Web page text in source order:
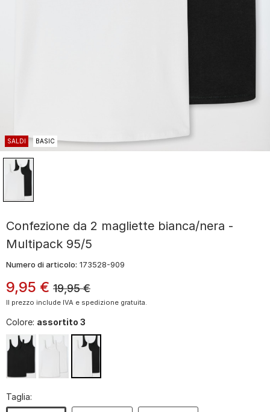
SALDI BASIC
Confezione da 2 magliette bianca/nera -
Multipack 95/5
Numero di articolo: 173528-909
9,95 € 19,95 €
Il prezzo include IVA e spedizione gratuita.
Colore: assortito 3
Taglia: